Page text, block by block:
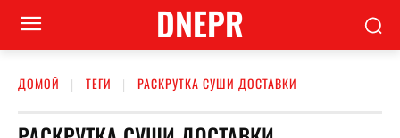
DNEPR
ДОМОЙ ТЕГИ РАСКРУТКА СУШИ ДОСТАВКИ